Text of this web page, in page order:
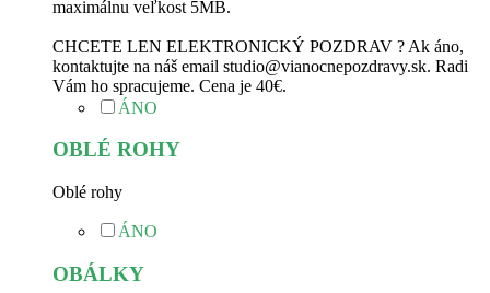
maximálnu veľkost 5MB.
CHCETE LEN ELEKTRONICKÝ POZDRAV ? Ak áno,
kontaktujte na náš email studio@vianocnepozdravy.sk. Radi
Vám ho spracujeme. Cena je 40€.
ÁNO
OBLÉ ROHY
Oblé rohy
ÁNO
OBÁLKY